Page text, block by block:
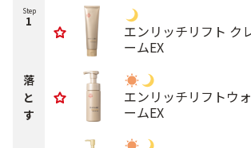
Step
1
落
と
す
エンリッチリフト ク
ームEX
エンリッチリフトウ
ームEX